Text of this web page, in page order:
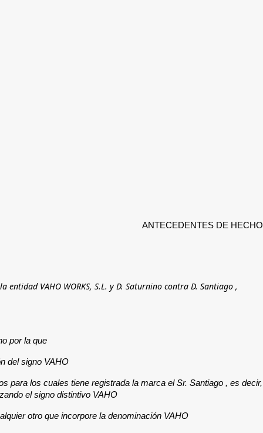
ANTECEDENTES DE HECHO
entidad VAHO WORKS, S.L. y D. Saturnino contra D. Santiago ,
por la que:
del signo VAHO.
para los cuales tiene registrada la marca el Sr. Santiago , es decir,
el signo distintivo VAHO
otro que incorpore la denominación VAHO.